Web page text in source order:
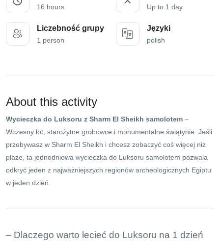
16 hours Up to 1 day
Liczebność grupy
1 person
Języki
polish
About this activity
Wycieczka do Luksoru z Sharm El Sheikh samolotem –
Wczesny lot, starożytne grobowce i monumentalne świątynie. Jeśli
przebywasz w Sharm El Sheikh i chcesz zobaczyć coś więcej niż
plaże, ta jednodniowa wycieczka do Luksoru samolotem pozwala
odkryć jeden z najważniejszych regionów archeologicznych Egiptu
w jeden dzień.
– Dlaczego warto lecieć do Luksoru na 1 dzień